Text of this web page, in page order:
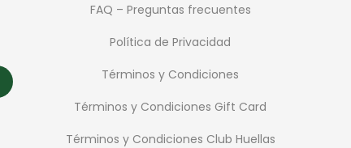
FAQ – Preguntas frecuentes
Política de Privacidad
Términos y Condiciones
Términos y Condiciones Gift Card
Términos y Condiciones Club Huellas